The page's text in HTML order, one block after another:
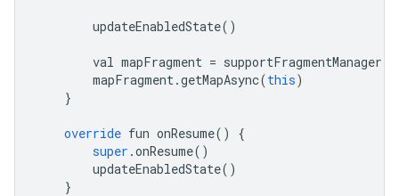
updateEnabledState()
val mapFragment = supportFragmentManager
mapFragment.getMapAsync(this)
}
override fun onResume()
{
super .onResume()
updateEnabledState()
}